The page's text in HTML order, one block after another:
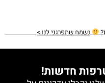
נשמח שתפרגני לנו >